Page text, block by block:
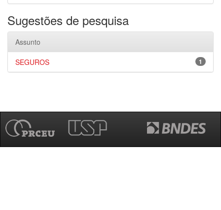
Sugestões de pesquisa
Assunto
1
SEGUROS